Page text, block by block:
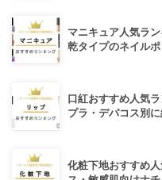
マニキュア人気ラ
乾タイプのネイルポ
口紅おすすめ人気
プラ・デパコス別に
化粧下地おすすめ